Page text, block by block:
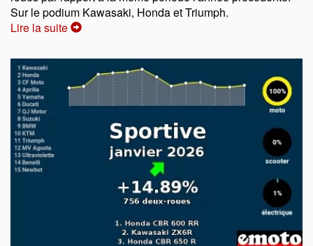
Sur le podium Kawasaki, Honda et Triumph.
Lire la suite